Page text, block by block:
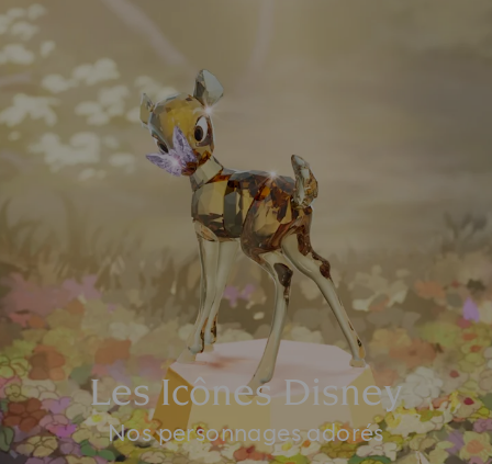
Les Icônes Disney
Nos personnages adorés